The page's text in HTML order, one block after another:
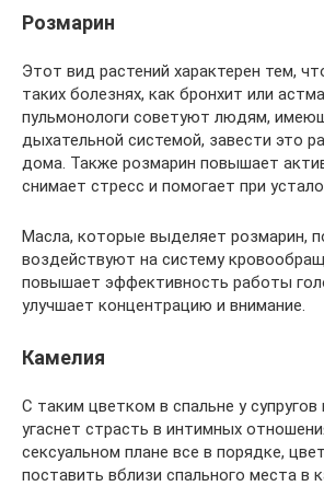
Розмарин
Этот вид растений характерен тем,
таких болезнях, как бронхит или
пульмонологи советуют людям,
дыхательной системой, завести это
дома. Также розмарин повышает
снимает стресс и помогает при
Масла, которые выделяет розмарин,
воздействуют на систему
повышает эффективность работы
улучшает концентрацию и внимание.
Камелия
С таким цветком в спальне у супругов
угаснет страсть в интимных
сексуальном плане все в порядке,
поставить вблизи спального места в